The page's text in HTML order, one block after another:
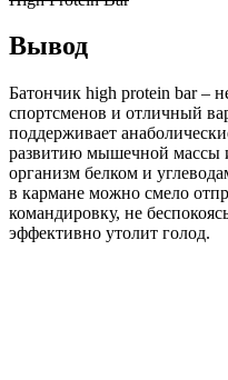
Вывод
Батончик high protein bar –
спортсменов и отличный
поддерживает
развитию мышечной массы
организм белком и
в кармане можно смело
командировку, не
эффективно утолит голод.